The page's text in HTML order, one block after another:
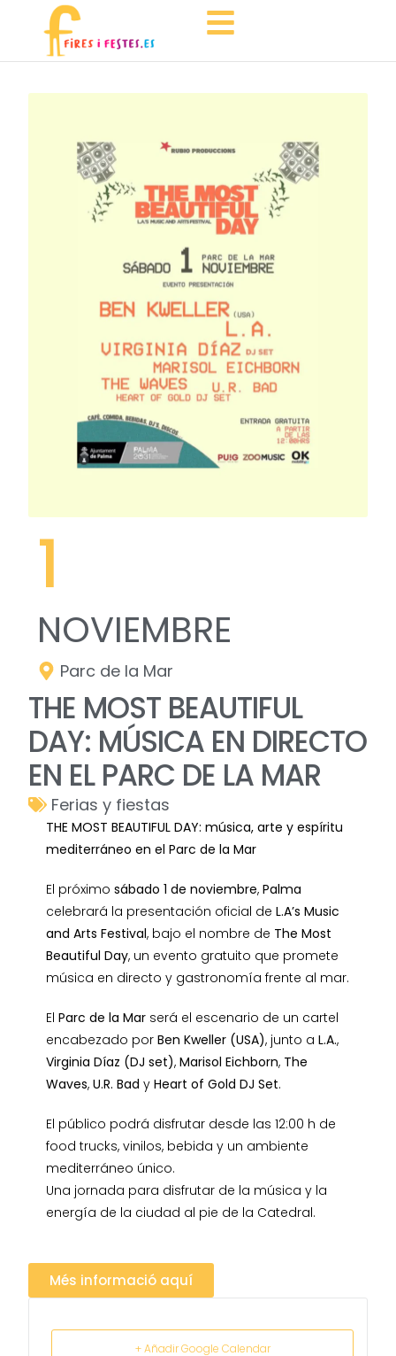
1
NOVIEMBRE
Parc de la Mar
THE MOST BEAUTIFUL
DAY: MÚSICA EN DIRECTO
EN EL PARC DE LA MAR
Ferias y fiestas
THE MOST BEAUTIFUL DAY: música, arte y espíritu
mediterráneo en el Parc de la Mar
El próximosábado 1 de noviembre,Palma
celebrará la presentación oficial deL.A’s Music
and Arts Festival, bajo el nombre de The Most
Beautiful Day, un evento gratuito que promete
música en directo y gastronomía frente al mar.
ElParc de la Mar será el escenario de un cartel
encabezado porBen Kweller (USA), junto aL.A.,
Virginia Díaz (DJ set),Marisol Eichborn, The
Waves,U.R. Bad yHeart of Gold DJ Set.
El público podrá disfrutar desde las 12:00 h de
food trucks, vinilos, bebida y un ambiente
mediterráneo único.
Una jornada para disfrutar de la música y la
energía de la ciudad al pie de la Catedral.
Més informació aquí
+ Añadir Google Calendar